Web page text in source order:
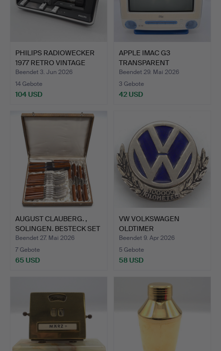
PHILIPS RADIOWECKER
1977 RETRO VINTAGE
UHR…
Beendet 3. Jun 2026
14 Gebote
104 USD
APPLE IMAC G3
TRANSPARENT
COMPUTER MAC BLA…
Beendet 29. Mai 2026
3 Gebote
42 USD
AUGUST CLAUBERG. ,
SOLINGEN. BESTECK SET
B…
Beendet 27. Mai 2026
7 Gebote
65 USD
VW VOLKSWAGEN
OLDTIMER
EHRENPLAKETTE „100.…
Beendet 9. Apr 2026
5 Gebote
58 USD